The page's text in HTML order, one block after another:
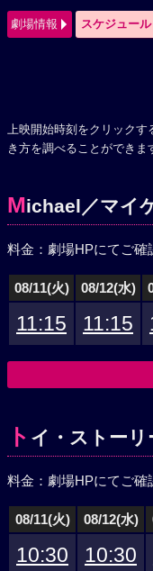
劇場情報 スケジュール
上映開始時刻をクリックす
き方を調べることができ
Michael／マイ
料金：劇場HPにてご確
08/11(火) 08/12(水)
11:15 11:15
ト イ・ストーリ
料金：劇場HPにてご確
08/11(火) 08/12(水)
10:30
10:30